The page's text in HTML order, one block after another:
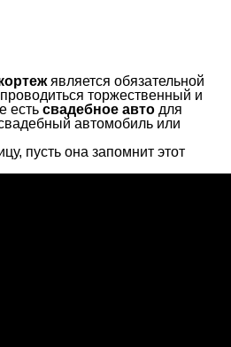
является обязательной
торжественный и
есть свадебное авто для
автомобиль или
пусть она запомнит этот